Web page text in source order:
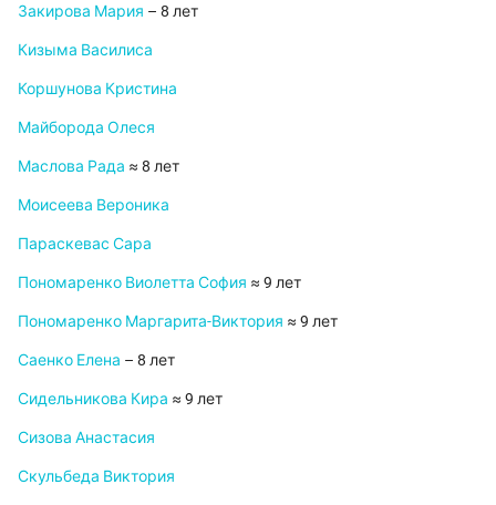
Закирова Мария – 8 лет
Кизыма Василиса
Коршунова Кристина
Майборода Олеся
Маслова Рада ≈ 8 лет
Моисеева Вероника
Параскевас Сара
Пономаренко Виолетта София ≈ 9 лет
Пономаренко Маргарита-Виктория ≈ 9 лет
Саенко Елена – 8 лет
Сидельникова Кира ≈ 9 лет
Сизова Анастасия
Скульбеда Виктория